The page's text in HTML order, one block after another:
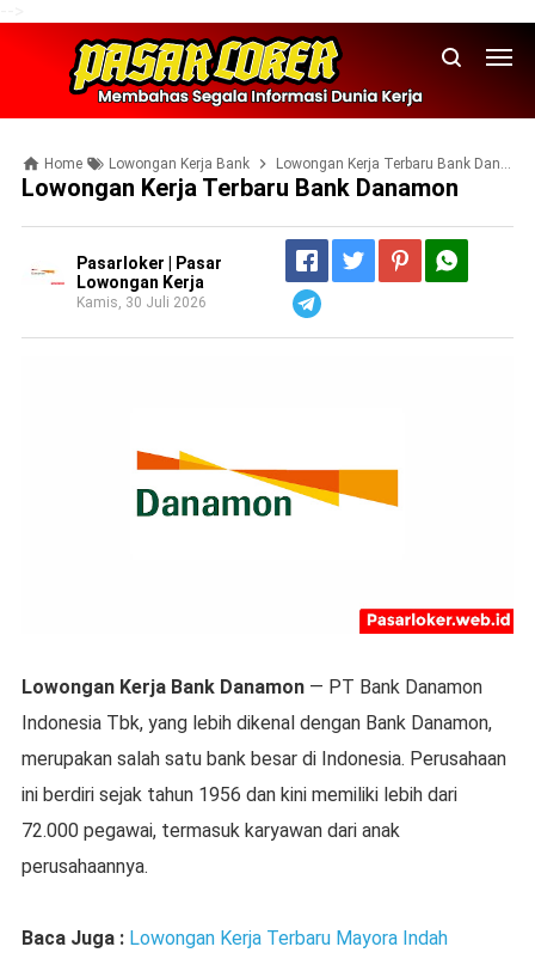
Home Lowongan Kerja Bank Lowongan Kerja Terbaru Bank Danamon
Lowongan Kerja Terbaru Bank Danamon
Pasarloker | Pasar
Lowongan Kerja
Kamis, 30 Juli 2026
Lowongan Kerja Bank Danamon — PT Bank Danamon
Indonesia Tbk, yang lebih dikenal dengan Bank Danamon,
merupakan salah satu bank besar di Indonesia. Perusahaan
ini berdiri sejak tahun 1956 dan kini memiliki lebih dari
72.000 pegawai, termasuk karyawan dari anak
perusahaannya.
Baca Juga : Lowongan Kerja Terbaru Mayora Indah